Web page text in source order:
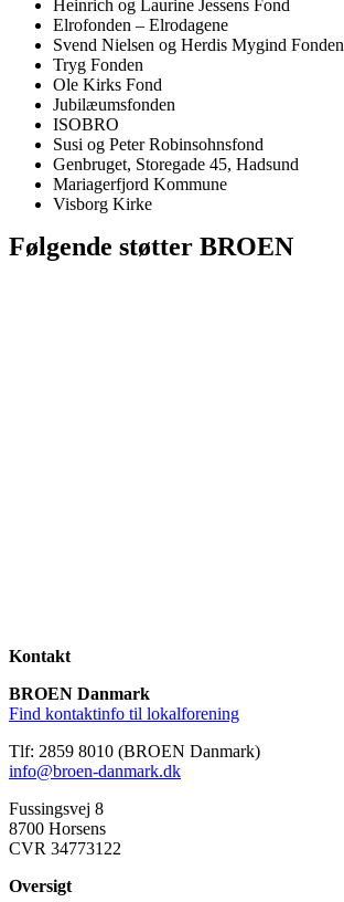
Heinrich og Laurine Jessens Fond
Elrofonden – Elrodagene
Svend Nielsen og Herdis Mygind Fonden
Tryg Fonden
Ole Kirks Fond
Jubilæumsfonden
ISOBRO
Susi og Peter Robinsohnsfond
Genbruget, Storegade 45, Hadsund
Mariagerfjord Kommune
Visborg Kirke
Følgende støtter BROEN
Kontakt
BROEN Danmark
Find kontaktinfo til lokalforening
Tlf: 2859 8010 (BROEN Danmark)
info@broen-danmark.dk
Fussingsvej 8
8700 Horsens
CVR 34773122
Oversigt